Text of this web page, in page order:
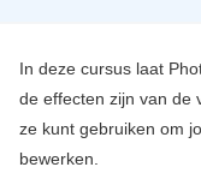
In deze cursus laat
de effecten zijn van de
ze kunt gebruiken om
bewerken.